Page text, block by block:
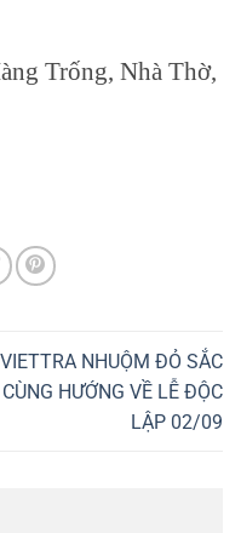
Trống, Nhà Thờ,
VIETTRA NHUỘM ĐỎ SẮC
CÙNG HƯỚNG VỀ LỄ ĐỘC
LẬP 02/09